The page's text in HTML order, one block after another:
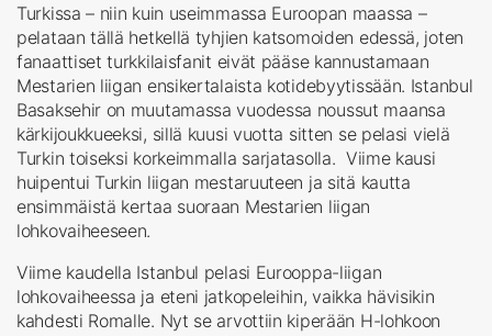
Turkissa – niin kuin useimmassa Euroopan maassa –
pelataan tällä hetkellä tyhjien katsomoiden edessä, joten
fanaattiset turkkilaisfanit eivät pääse kannustamaan
Mestarien liigan ensikertalaista kotidebyytissään. Istanbul
Basaksehir on muutamassa vuodessa noussut maansa
kärkijoukkueeksi, sillä kuusi vuotta sitten se pelasi vielä
Turkin toiseksi korkeimmalla sarjatasolla. Viime kausi
huipentui Turkin liigan mestaruuteen ja sitä kautta
ensimmäistä kertaa suoraan Mestarien liigan
lohkovaiheeseen.
Viime kaudella Istanbul pelasi Eurooppa-liigan
lohkovaiheessa ja eteni jatkopeleihin, vaikka hävisikin
kahdesti Romalle. Nyt se arvottiin kiperään H-lohkoon